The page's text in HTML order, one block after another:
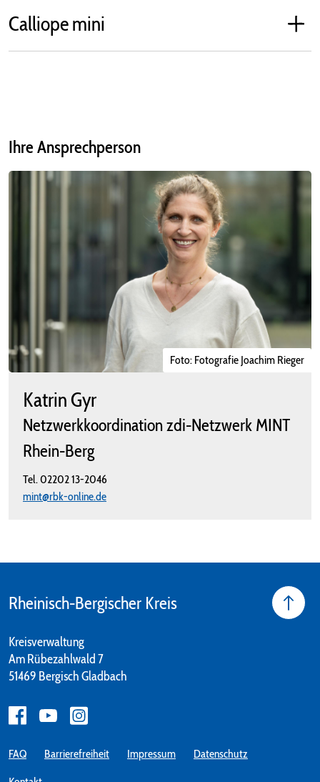
Calliope mini
Ihre Ansprechperson
Katrin Gyr
Netzwerkkoordination zdi-Netzwerk MINT
Rhein-Berg
Tel.02202 13-2046
mint@rbk-online.de
Foto: Fotografie Joachim Rieger
Rheinisch-Bergischer Kreis
Kreisverwaltung
Am Rübezahlwald 7
51469 Bergisch Gladbach
FAQ Barrierefreiheit Impressum Datenschutz